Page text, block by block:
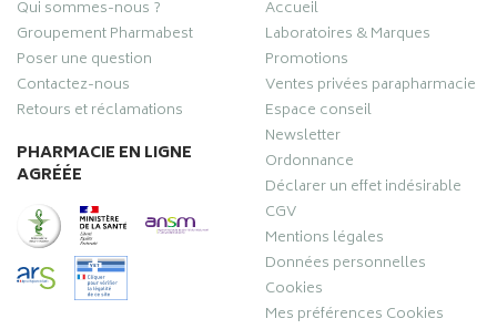
Qui sommes-nous ?
Groupement Pharmabest
Poser une question
Contactez-nous
Retours et réclamations
PHARMACIE EN LIGNE
AGRÉÉE
Accueil
Laboratoires & Marques
Promotions
Ventes privées parapharmacie
Espace conseil
Newsletter
Ordonnance
Déclarer un effet indésirable
CGV
Mentions légales
Données personnelles
Cookies
Mes préférences Cookies